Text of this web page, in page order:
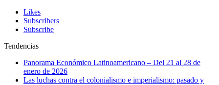
Likes
Subscribers
Subscribe
Tendencias
Panorama Económico Latinoamericano – Del 21 al 28 de
enero de 2026
Las luchas contra el colonialismo e imperialismo: pasado y